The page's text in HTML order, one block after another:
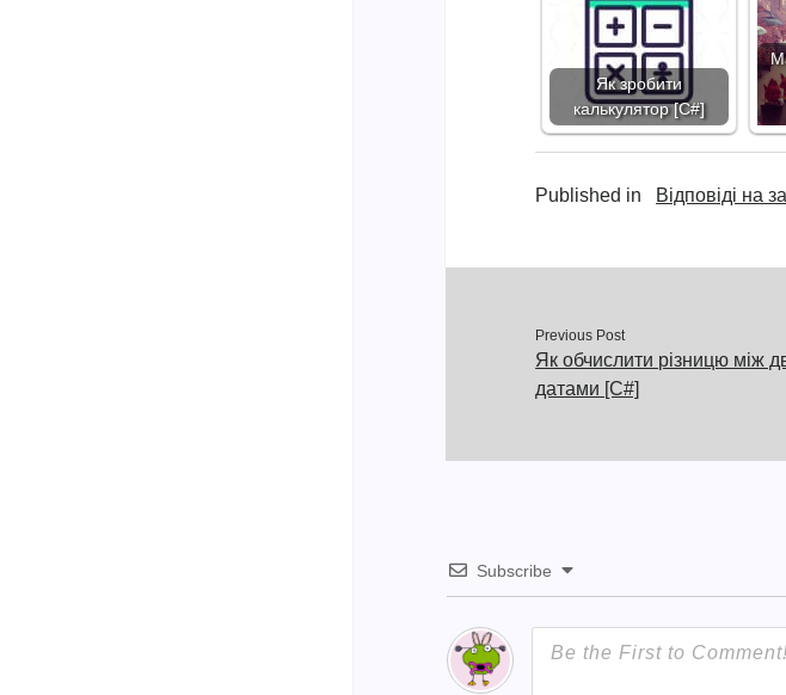
Як зробити
калькулятор [C#]
Published in Відповіді на
Previous Post
Як обчислити різницю між
датами [C#]
Subscribe